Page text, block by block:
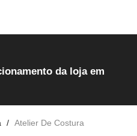
da loja em
Atelier De Costura